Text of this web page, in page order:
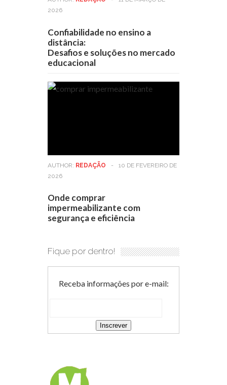
2026
Confiabilidade no ensino a
distância:
Desafios e soluções no mercado
educacional
AUTHOR: REDAÇÃO -
10 DE FEVEREIRO DE
2026
Onde comprar
impermeabilizante com
segurança e eficiência
Fique por dentro!
Receba informações por e-mail: